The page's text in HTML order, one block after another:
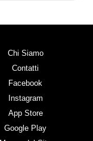
Chi Siamo
Contatti
Facebook
Instagram
App Store
Google Play